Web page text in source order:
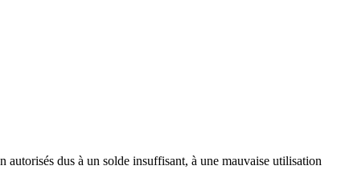
autorisés dus à un solde insuffisant, à une mauvaise utilisation